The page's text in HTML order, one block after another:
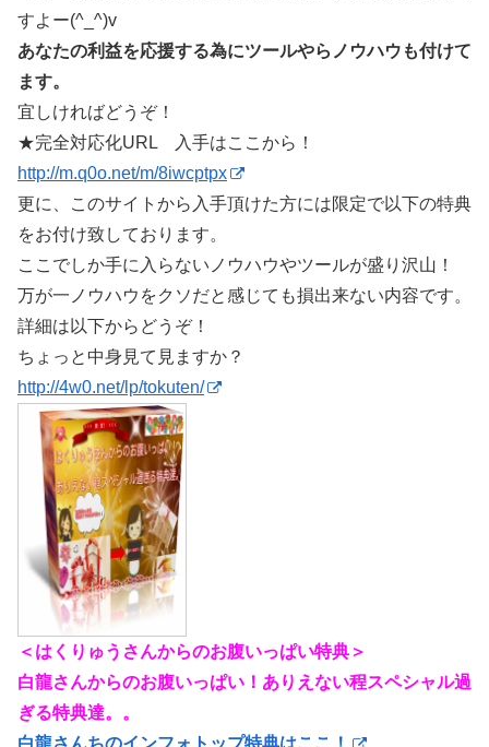
すよー(^_^)v
あなたの利益を応援する為にツールやらノウハウも付けて
ます。
宜しければどうぞ！
★完全対応化URL 入手はここから！
http://m.q0o.net/m/8iwcptpx
更に、このサイトから入手頂けた方には限定で以下の特典
をお付け致しております。
ここでしか手に入らないノウハウやツールが盛り沢山！
万が一ノウハウをクソだと感じても損出来ない内容です。
詳細は以下からどうぞ！
ちょっと中身見て見ますか？
http://4w0.net/lp/tokuten/
＜はくりゅうさんからのお腹いっぱい特典＞
白龍さんからのお腹いっぱい！ありえない程スペシャル過
ぎる特典達。。